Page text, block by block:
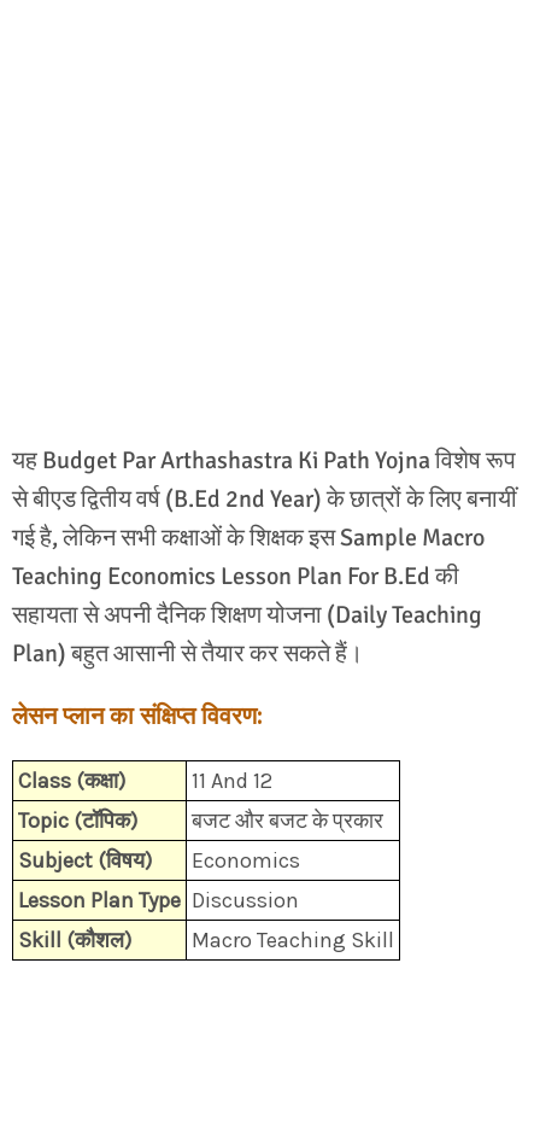
यह Budget Par Arthashastra Ki Path Yojna विशेष रूप
से बीएड द्वितीय वर्ष (B.Ed 2nd Year) के छात्रों के लिए बनायीं
गई है, लेकिन सभी कक्षाओं के शिक्षक इस Sample Macro
Teaching Economics Lesson Plan For B.Ed की
सहायता से अपनी दैनिक शिक्षण योजना (Daily Teaching
Plan) बहुत आसानी से तैयार कर सकते हैं।
लेसन प्लान का संक्षिप्त विवरण:
Class (कक्षा)
11 And 12
Topic (टॉपिक)
बजट और बजट के प्रकार
Subject (विषय)
Economics
Lesson Plan Type Discussion
Skill (कौशल)
Macro Teaching Skill